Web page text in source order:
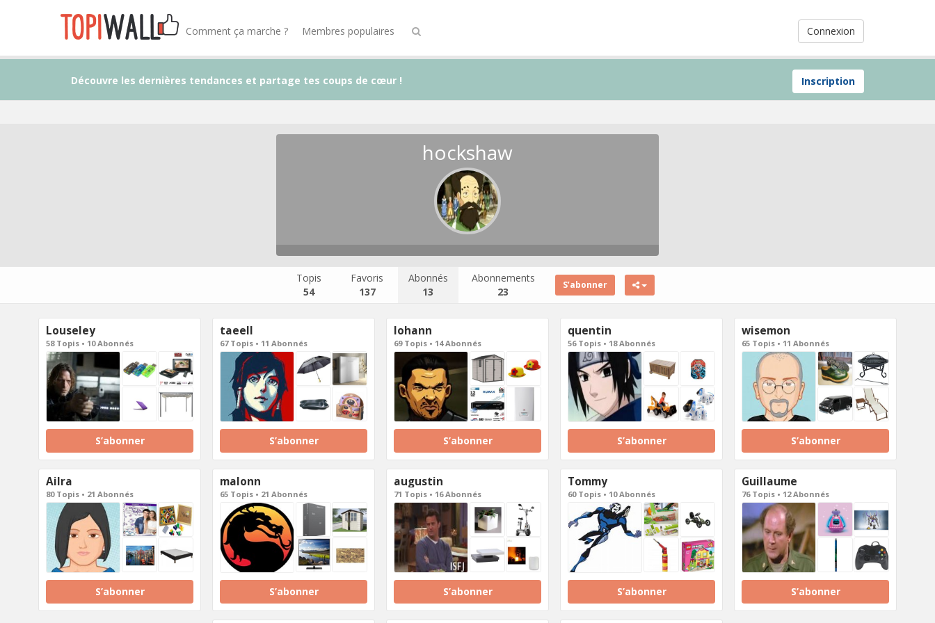
Connexion
Comment ça marche ? Membres populaires
Inscription
Découvre les dernières tendances et partage tes coups de cœur !
hockshaw
Topis
54
Favoris
137
Abonnés
13
Abonnements
23
S’abonner
Louseley
58 Topis • 10 Abonnés
S’abonner
taeell
67 Topis • 11 Abonnés
S’abonner
lohann
69 Topis • 14 Abonnés
S’abonner
quentin
56 Topis • 18 Abonnés
S’abonner
wisemon
65 Topis • 11 Abonnés
S’abonner
Ailra
80 Topis • 21 Abonnés
S’abonner
malonn
65 Topis • 21 Abonnés
S’abonner
augustin
71 Topis • 16 Abonnés
S’abonner
Tommy
60 Topis • 10 Abonnés
S’abonner
Guillaume
76 Topis • 12 Abonnés
S’abonner